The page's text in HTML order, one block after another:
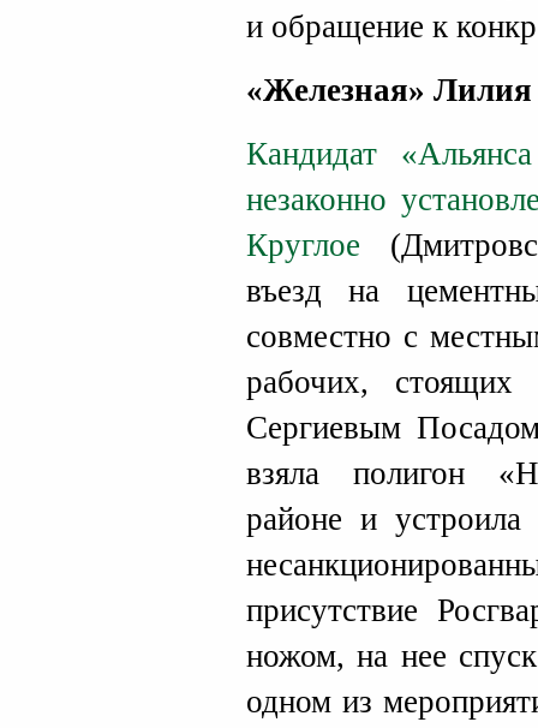
и обращение к
«Железная» Лилия
Кандидат
незаконно
Круглое
въезд на
совместно с
рабочих, стоящих
Сергиевым
взяла полигон
районе и устроила
присутствие
ножом, на нее
одном из